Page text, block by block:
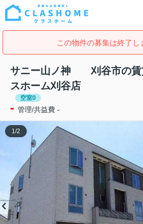
この物件の募集は終了し
サニー山ノ神 刈谷市の賃
スホーム刈谷店
空室0
- 管理/共益費 -
1/2